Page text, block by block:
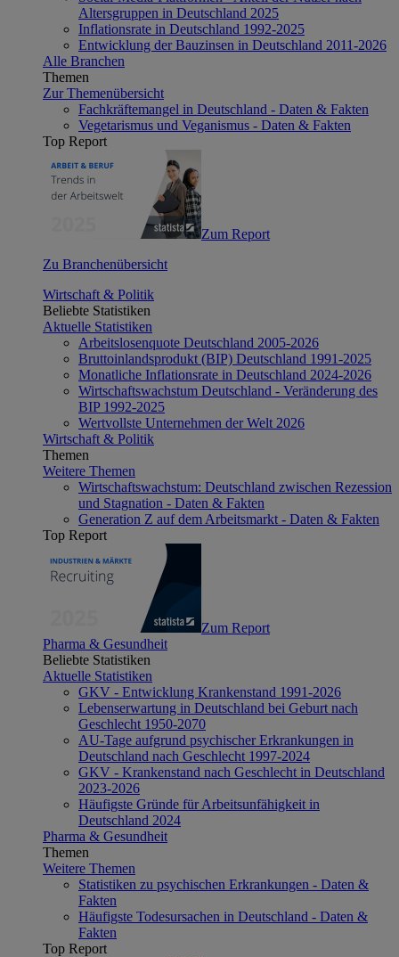
Altersgruppen in Deutschland 2025
Inflationsrate in Deutschland 1992-2025
Entwicklung der Bauzinsen in Deutschland 2011-2026
Alle Branchen
Themen
Zur Themenübersicht
Fachkräftemangel in Deutschland - Daten & Fakten
Vegetarismus und Veganismus - Daten & Fakten
Top Report
Zum Report
Zu Branchenübersicht
Wirtschaft & Politik
Beliebte Statistiken
Aktuelle Statistiken
Arbeitslosenquote Deutschland 2005-2026
Bruttoinlandsprodukt (BIP) Deutschland 1991-2025
Monatliche Inflationsrate in Deutschland 2024-2026
Wirtschaftswachstum Deutschland - Veränderung des
BIP 1992-2025
Wertvollste Unternehmen der Welt 2026
Wirtschaft & Politik
Themen
Weitere Themen
Wirtschaftswachstum: Deutschland zwischen Rezession
und Stagnation - Daten & Fakten
Generation Z auf dem Arbeitsmarkt - Daten & Fakten
Top Report
Zum Report
Pharma & Gesundheit
Beliebte Statistiken
Aktuelle Statistiken
GKV - Entwicklung Krankenstand 1991-2026
Lebenserwartung in Deutschland bei Geburt nach
Geschlecht 1950-2070
AU-Tage aufgrund psychischer Erkrankungen in
Deutschland nach Geschlecht 1997-2024
GKV - Krankenstand nach Geschlecht in Deutschland
2023-2026
Häufigste Gründe für Arbeitsunfähigkeit in
Deutschland 2024
Pharma & Gesundheit
Themen
Weitere Themen
Statistiken zu psychischen Erkrankungen - Daten &
Fakten
Häufigste Todesursachen in Deutschland - Daten &
Fakten
Top Report